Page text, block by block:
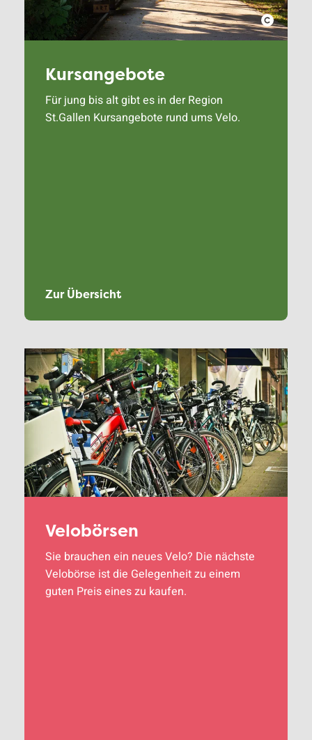
Kursangebote
Für jung bis alt gibt es in der Region
St.Gallen Kursangebote rund ums Velo.
Zur Übersicht
Velobörsen
Sie brauchen ein neues Velo? Die nächste
Velobörse ist die Gelegenheit zu einem
guten Preis eines zu kaufen.